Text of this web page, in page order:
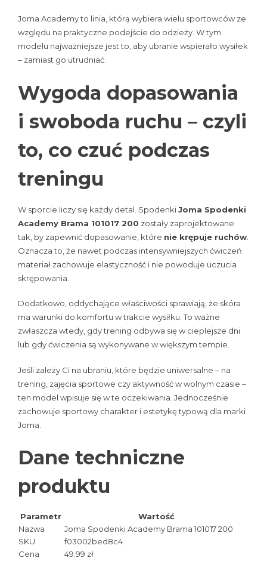
Joma Academy to linia, którą wybiera wielu sportowców ze
względu na praktyczne podejście do odzieży. W tym
modelu najważniejsze jest to, aby ubranie wspierało wysiłek
– zamiast go utrudniać.
Wygoda dopasowania
i swoboda ruchu – czyli
to, co czuć podczas
treningu
W sporcie liczy się każdy detal. SpodenkiJoma Spodenki
Academy Brama 101017 200 zostały zaprojektowane
tak, by zapewnić dopasowanie, które nie krępuje ruchów
Oznacza to, że nawet podczas intensywniejszych ćwiczeń
materiał zachowuje elastyczność i nie powoduje uczucia
skrępowania.
Dodatkowo, oddychające właściwości sprawiają, że skóra
ma warunki do komfortu w trakcie wysiłku. To ważne
zwłaszcza wtedy, gdy trening odbywa się w cieplejsze dni
lub gdy ćwiczenia są wykonywane w większym tempie.
Jeśli zależy Ci na ubraniu, które będzie uniwersalne – na
trening, zajęcia sportowe czy aktywność w wolnym czasie –
ten model wpisuje się w te oczekiwania. Jednocześnie
zachowuje sportowy charakter i estetykę typową dla marki
Joma.
Dane techniczne
produktu
Parametr
Wartość
Nazwa
Joma Spodenki Academy Brama 101017 200
SKU
f03002bed8c4
Cena
49.99 zł